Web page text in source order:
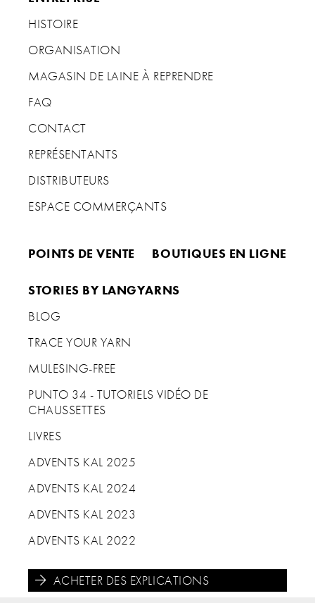
HISTOIRE
ORGANISATION
MAGASIN DE LAINE À REPRENDRE
FAQ
CONTACT
REPRÉSENTANTS
DISTRIBUTEURS
ESPACE COMMERÇANTS
POINTS DE VENTE BOUTIQUES EN LIGNE
STORIES BY LANGYARNS
BLOG
TRACE YOUR YARN
MULESING-FREE
PUNTO 34 - TUTORIELS VIDÉO DE
CHAUSSETTES
LIVRES
ADVENTS KAL 2025
ADVENTS KAL 2024
ADVENTS KAL 2023
ADVENTS KAL 2022
ACHETER DES EXPLICATIONS